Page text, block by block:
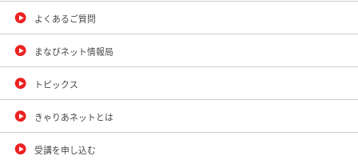
よくあるご質問
まなびネット情報局
トピックス
きゃりあネットとは
受講を申し込む